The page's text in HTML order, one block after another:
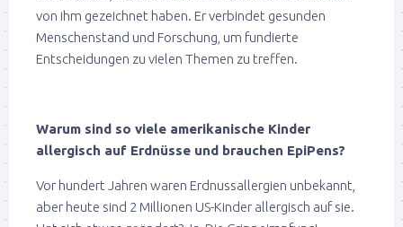
von ihm gezeichnet haben. Er verbindet gesunden
Menschenstand und Forschung, um fundierte
Entscheidungen zu vielen Themen zu treffen.
Warum sind so viele amerikanische Kinder
allergisch auf Erdnüsse und brauchen EpiPens?
Vor hundert Jahren waren Erdnussallergien unbekannt,
aber heute sind 2 Millionen US-Kinder allergisch auf sie.